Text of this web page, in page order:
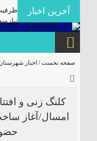
آخرین اخبار
صفحه نخست / اخبار
امسال/آغاز